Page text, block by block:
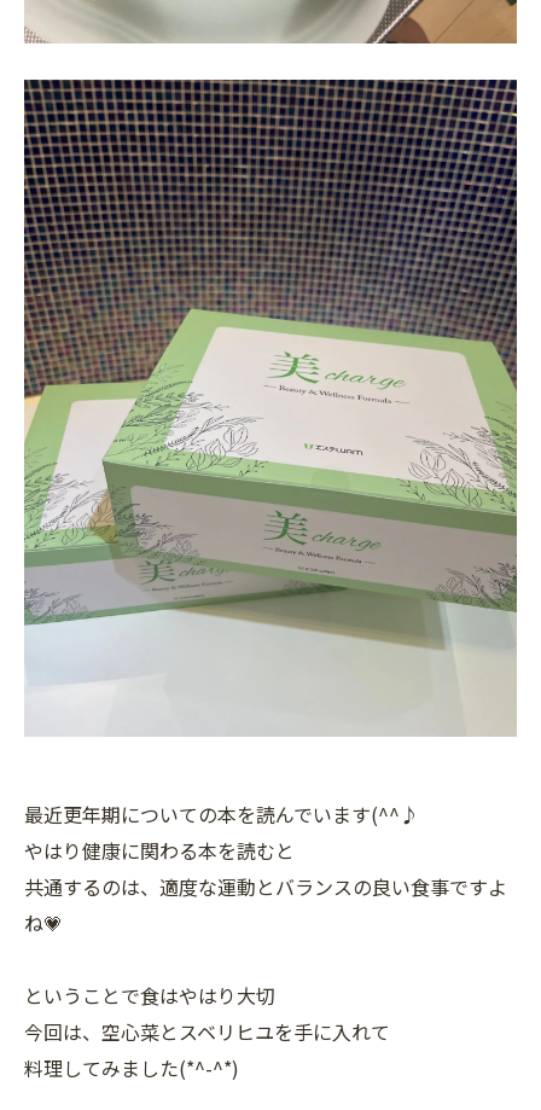
最近更年期についての本を読んでいます(^^♪
やはり健康に関わる本を読むと
共通するのは、適度な運動とバランスの良い食事ですよ
ね💗
ということで食はやはり大切
今回は、空心菜とスベリヒユを手に入れて
料理してみました(*^-^*)